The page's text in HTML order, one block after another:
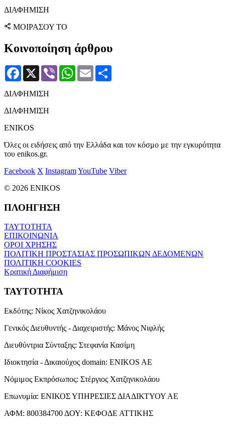
ΔΙΑΦΗΜΙΣΗ
ΜΟΙΡΑΣΟΥ ΤΟ
Κοινοποίηση άρθρου
Facebook
X Viber WhatsApp
Email
ΔΙΑΦΗΜΙΣΗ
ΔΙΑΦΗΜΙΣΗ
ENIKOS
Όλες οι ειδήσεις από την Ελλάδα και τον κόσμο με την εγκυρότητα
του enikos.gr.
Facebook X InstagramYouTube Viber
© 2026 ENIKOS
ΠΛΟΗΓΗΣΗ
ΤΑΥΤΟΤΗΤΑ
ΕΠΙΚΟΙΝΩΝΙΑ
ΟΡΟΙ ΧΡΗΣΗΣ
ΠΟΛΙΤΙΚΗ ΠΡΟΣΤΑΣΙΑΣ ΠΡΟΣΩΠΙΚΩΝ ΔΕΔΟΜΕΝΩΝ
ΠΟΛΙΤΙΚΗ COOKIES
Κρατική Διαφήμιση
ΤΑΥΤΟΤΗΤΑ
Εκδότης: Νίκος Χατζηνικολάου
Γενικός Διευθυντής - Διαχειριστής: Μάνος Νιφλής
Διευθύντρια Σύνταξης: Στεφανία Κασίμη
Ιδιοκτησία - Δικαιούχος domain: ENIKOS AE
Νόμιμος Εκπρόσωπος: Στέργιος Χατζηνικολάου
Επωνυμία: ΕΝΙΚΟΣ ΥΠΗΡΕΣΙΕΣ ΔΙΑΔΙΚΤΥΟΥ ΑΕ
ΑΦΜ: 800384700 ΔΟΥ: ΚΕΦΟΔΕ ΑΤΤΙΚΗΣ